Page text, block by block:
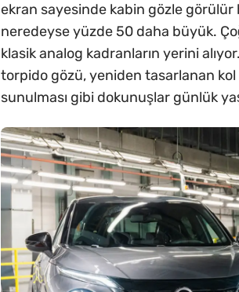
ekran sayesinde kabin gözle
neredeyse yüzde 50 daha büyük.
klasik analog kadranların yerini
torpido gözü, yeniden tasarlanan kol
sunulması gibi dokunuşlar günlük